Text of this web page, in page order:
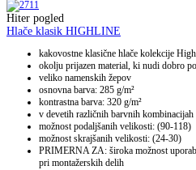
Hiter pogled
Hlače klasik HIGHLINE
kakovostne klasične hlače kolekcije
okolju prijazen material, ki nudi dobro
veliko namenskih žepov
osnovna barva: 285 g/m²
kontrastna barva: 320 g/m²
v devetih različnih barvnih kombinacijah
možnost podaljšanih velikosti: (90-118)
možnost skrajšanih velikosti: (24-30)
PRIMERNA ZA: široka možnost
pri montažerskih delih